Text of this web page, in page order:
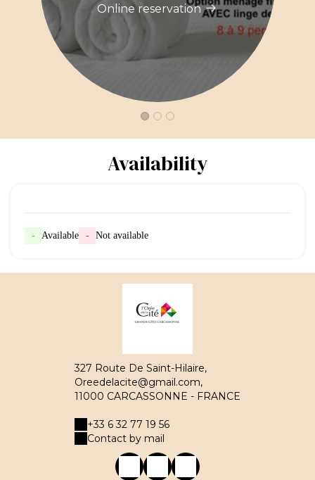
Online reservation
Availability
- Available - Not available
327 Route De Saint-Hilaire,
Oreedelacite@gmail.com,
11000 CARCASSONNE - FRANCE
+33 6 32 77 19 56
Contact by mail